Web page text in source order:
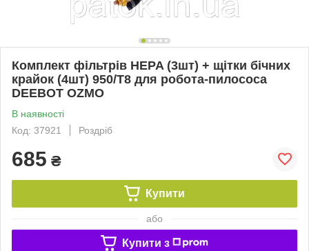
Комплект фільтрів HEPA (3шт) + щітки бічних
крайок (4шт) 950/T8 для робота-пилососа
DEEBOT OZMO
В наявності
Код: 37921
Роздріб
685 ₴
Купити
або
Купити з